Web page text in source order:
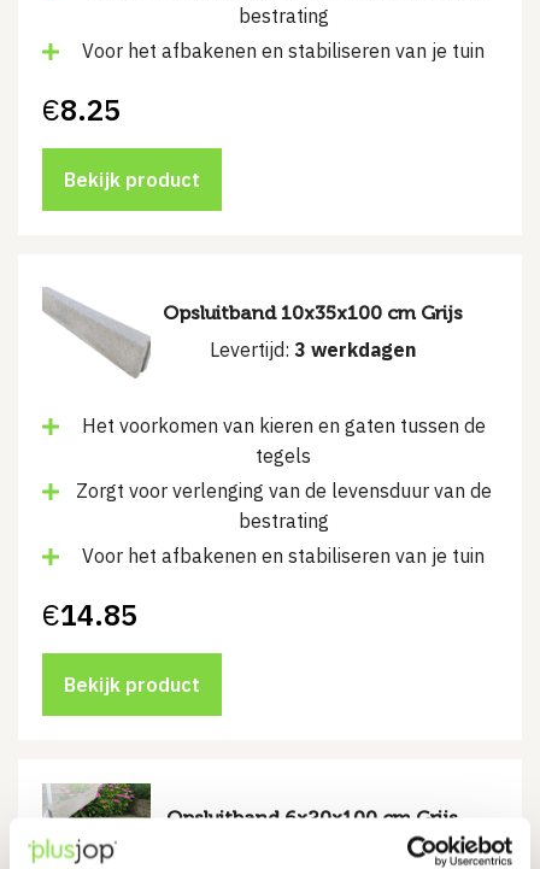
bestrating
Voor het afbakenen en stabiliseren van je tuin
€8.25
Bekijk product
Opsluitband 10x35x100 cm Grijs
Levertijd: 3 werkdagen
Het voorkomen van kieren en gaten tussen de
tegels
Zorgt voor verlenging van de levensduur van de
bestrating
Voor het afbakenen en stabiliseren van je tuin
€14.85
Bekijk product
Opsluitband 6x20x100 cm Grijs
1 - 2 werkdagen